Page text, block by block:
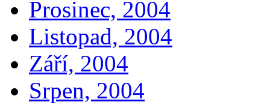
Prosinec, 2004
Listopad, 2004
Září, 2004
Srpen, 2004